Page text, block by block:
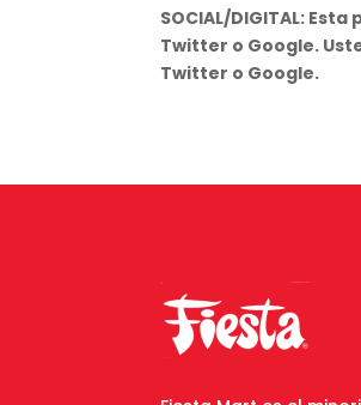
SOCIAL/DIGITAL:
Twitter o Google.
Twitter o Google.